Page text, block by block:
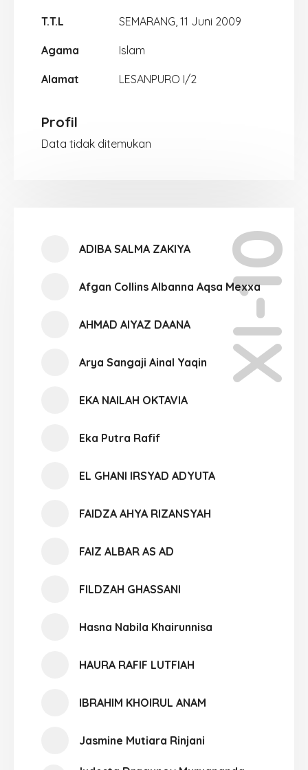
T.T.L SEMARANG, 11 Juni 2009
Agama Islam
Alamat LESANPURO I/2
Profil
Data tidak ditemukan
XI-10
ADIBA SALMA ZAKIYA
Afgan Collins Albanna Aqsa Mexxa
AHMAD AIYAZ DAANA
Arya Sangaji Ainal Yaqin
EKA NAILAH OKTAVIA
Eka Putra Rafif
EL GHANI IRSYAD ADYUTA
FAIDZA AHYA RIZANSYAH
FAIZ ALBAR AS AD
FILDZAH GHASSANI
Hasna Nabila Khairunnisa
HAURA RAFIF LUTFIAH
IBRAHIM KHOIRUL ANAM
Jasmine Mutiara Rinjani